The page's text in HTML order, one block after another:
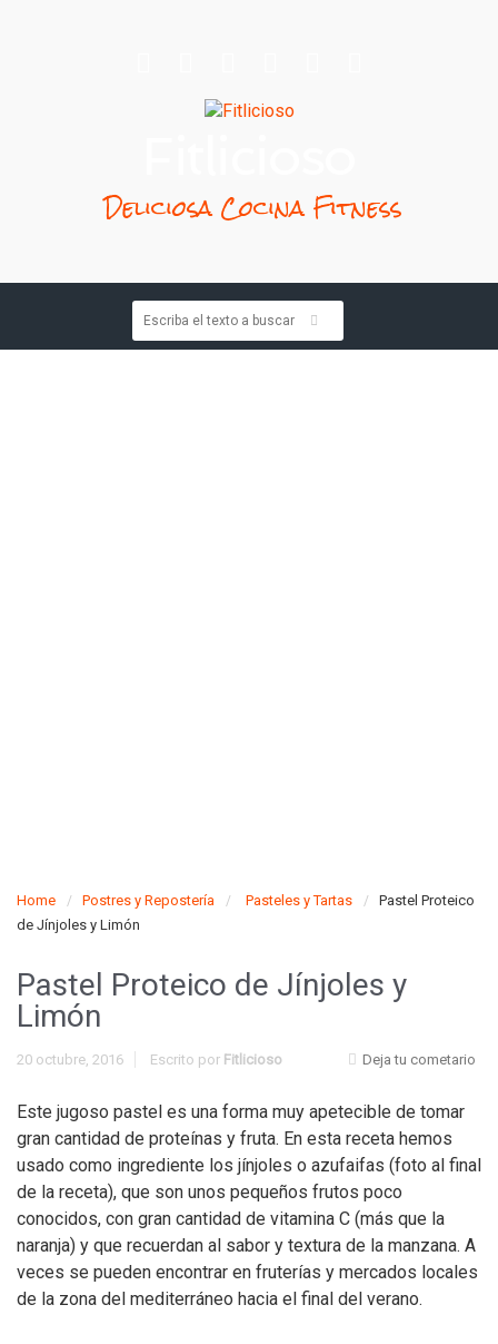
Deliciosa Cocina Fitness
Home Postres y Repostería Pasteles y Tartas
Pastel Proteico
de Jínjoles y Limón
Pastel Proteico de Jínjoles y
Limón
20 octubre, 2016 Deja tu cometario
Escrito por Fitlicioso
Este jugoso pastel es una forma muy apetecible de tomar
gran cantidad de proteínas y fruta. En esta receta hemos
usado como ingrediente los jínjoles o azufaifas (foto al final
de la receta), que son unos pequeños frutos poco
conocidos, con gran cantidad de vitamina C (más que la
naranja) y que recuerdan al sabor y textura de la manzana. A
veces se pueden encontrar en fruterías y mercados locales
de la zona del mediterráneo hacia el final del verano.